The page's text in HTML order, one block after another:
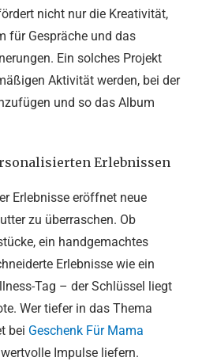
nicht nur die Kreativität,
für Gespräche und das
Ein solches Projekt
Aktivität werden, bei der
und so das Album
Erlebnissen
Erlebnisse eröffnet neue
zu überraschen. Ob
ein handgemachtes
Erlebnisse wie ein
Tag – der Schlüssel liegt
Wer tiefer in das Thema
bei Geschenk Für Mama
Impulse liefern.